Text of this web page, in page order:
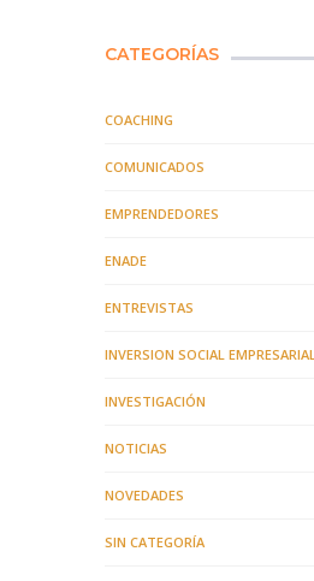
CATEGORÍAS
COACHING
COMUNICADOS
EMPRENDEDORES
ENADE
ENTREVISTAS
INVERSION SOCIAL EMPRESARIAL
INVESTIGACIÓN
NOTICIAS
NOVEDADES
SIN CATEGORÍA